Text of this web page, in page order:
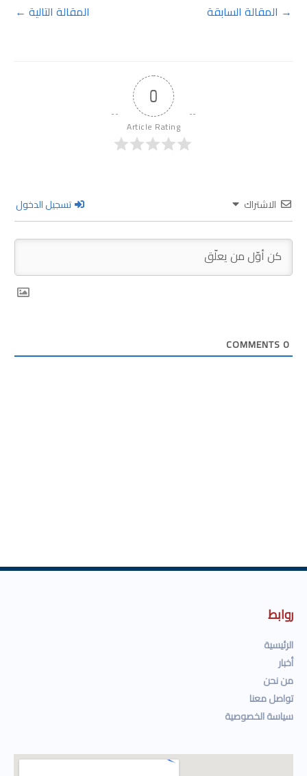
→ المقالة السابقة المقالة التالية ←
0
Article Rating
الاشتراك تسجيل الدخول
0
روابط
الرئيسية
أخبار
من نحن
تواصل معنا
سياسة الخصوصية